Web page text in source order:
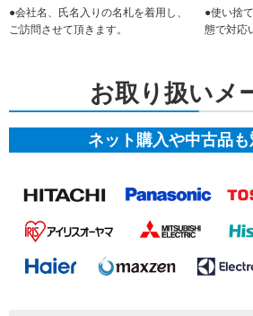
●会社名、氏名入りの名札を着用し、
ご訪問させて頂きます。
●使い捨
態で対応
お取り扱いメ
ネット購入や中古品